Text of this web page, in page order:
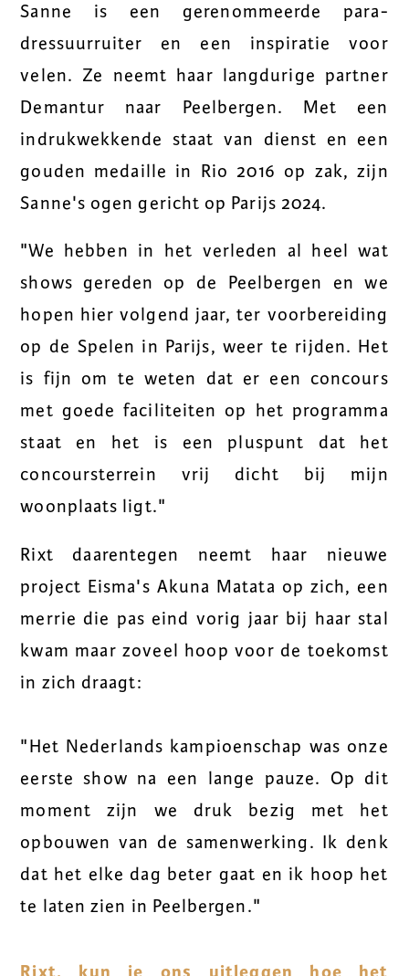
Sanne is een gerenommeerde para-
dressuurruiter en een inspiratie voor
velen. Ze neemt haar langdurige partner
Demantur naar Peelbergen. Met een
indrukwekkende staat van dienst en een
gouden medaille in Rio 2016 op zak, zijn
Sanne's ogen gericht op Parijs 2024.
"We hebben in het verleden al heel wat
shows gereden op de Peelbergen en we
hopen hier volgend jaar, ter voorbereiding
op de Spelen in Parijs, weer te rijden. Het
is fijn om te weten dat er een concours
met goede faciliteiten op het programma
staat en het is een pluspunt dat het
concoursterrein vrij dicht bij mijn
woonplaats ligt."
Rixt daarentegen neemt haar nieuwe
project Eisma's Akuna Matata op zich, een
merrie die pas eind vorig jaar bij haar stal
kwam maar zoveel hoop voor de toekomst
in zich draagt:
"Het Nederlands kampioenschap was onze
eerste show na een lange pauze. Op dit
moment zijn we druk bezig met het
opbouwen van de samenwerking. Ik denk
dat het elke dag beter gaat en ik hoop het
te laten zien in Peelbergen."